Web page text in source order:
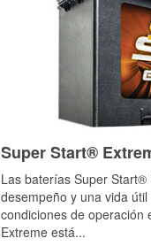
Super Start®
Las baterías Super
desempeño y una vida
condiciones de operación
Extreme está...